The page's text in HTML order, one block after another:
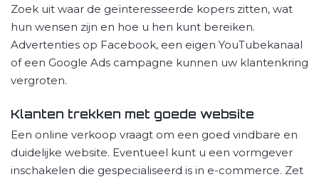
Zoek uit waar de geïnteresseerde kopers zitten, wat
hun wensen zijn en hoe u hen kunt bereiken.
Advertenties op Facebook, een eigen YouTubekanaal
of een Google Ads campagne kunnen uw klantenkring
vergroten.
Klanten trekken met goede website
Een online verkoop vraagt om een goed vindbare en
duidelijke website. Eventueel kunt u een vormgever
inschakelen die gespecialiseerd is in e-commerce. Zet